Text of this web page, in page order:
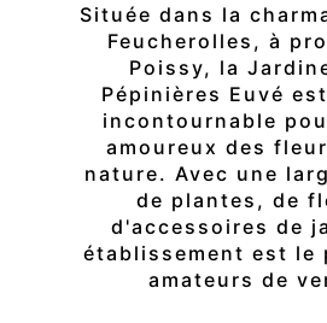
Située dans la
Feucherolles, à
Poissy, la
Pépinières Euvé
incontournable
amoureux des
nature. Avec une
de plantes, de
d'accessoires de
établissement est le
amateurs de